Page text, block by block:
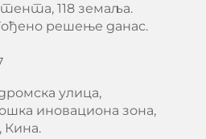
118 земаља.
решење данас.
улица,
иновациона зона,
Кина.